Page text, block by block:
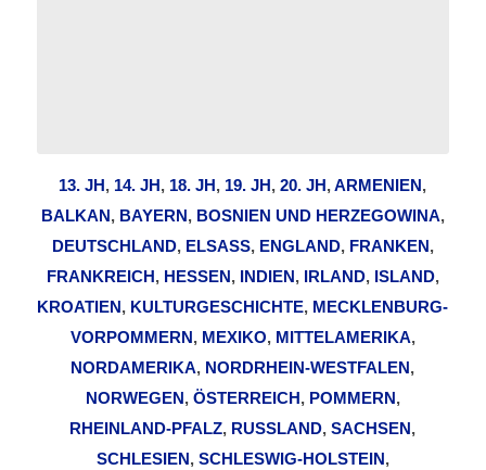
13. JH, 14. JH, 18. JH, 19. JH,20. JH,ARMENIEN,
BALKAN, BAYERN, BOSNIEN UND HERZEGOWINA,
DEUTSCHLAND, ELSASS, ENGLAND, FRANKEN,
FRANKREICH, HESSEN, INDIEN, IRLAND, ISLAND,
KROATIEN, KULTURGESCHICHTE, MECKLENBURG-
VORPOMMERN, MEXIKO, MITTELAMERIKA,
NORDAMERIKA, NORDRHEIN-WESTFALEN,
NORWEGEN, ÖSTERREICH, POMMERN,
RHEINLAND-PFALZ, RUSSLAND,SACHSEN,
SCHLESIEN, SCHLESWIG-HOLSTEIN,